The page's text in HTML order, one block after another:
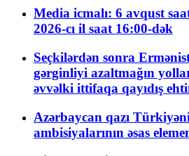
Media icmalı: 6 avqust
2026-cı il saat 16:00-dək
Seçkilərdən sonra
gərginliyi azaltmağın
əvvəlki ittifaqa qayıdış
Azərbaycan qazı
ambisiyalarının əsas